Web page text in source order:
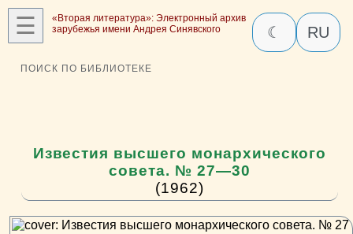
☰
«Вторая литература»: Электронный архив
зарубежья имени Андрея Синявского
☾ RU
ПОИСК ПО БИБЛИОТЕКЕ
Известия высшего монархического
совета. № 27—30
(1962)